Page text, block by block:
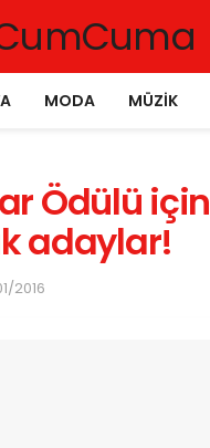
MODA MÜZIK
Ödülü için
adaylar!
2016